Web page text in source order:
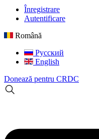
Înregistrare
Autentificare
Română
Русский
English
Donează pentru CRDC